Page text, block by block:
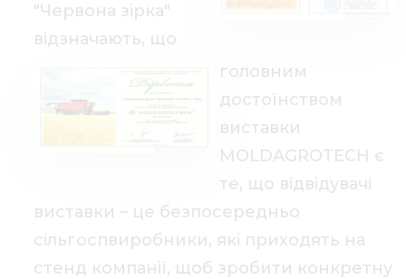
"Червона зірка"
відзначають, що
головним
достоїнством
виставки
MOLDAGROTECH є
те, що відвідувачі
виставки – це безпосередньо
сільгоспвиробники, які приходять на
стенд компанії, щоб зробити конкретну